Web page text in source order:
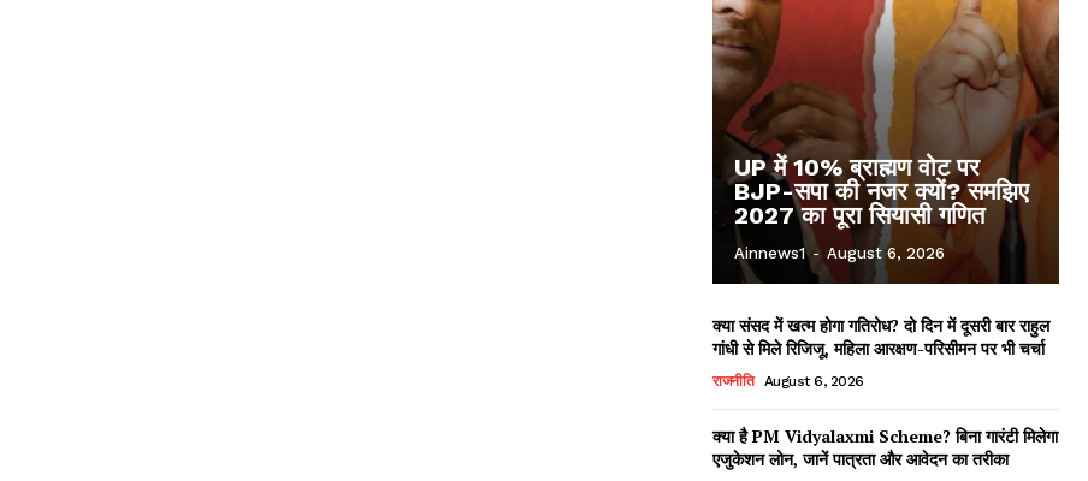
UP में 10% ब्राह्मण वोट पर
BJP-सपा की नजर क्यों? समझिए
2027 का पूरा सियासी गणित
Ainnews1 - August 6, 2026
क्या संसद में खत्म होगा गतिरोध? दो दिन में दूसरी बार राहुल
गांधी से मिले रिजिजू, महिला आरक्षण-परिसीमन पर भी चर्चा
राजनीति August 6, 2026
क्या है PM Vidyalaxmi Scheme? बिना गारंटी मिलेगा
एजुकेशन लोन, जानें पात्रता और आवेदन का तरीका